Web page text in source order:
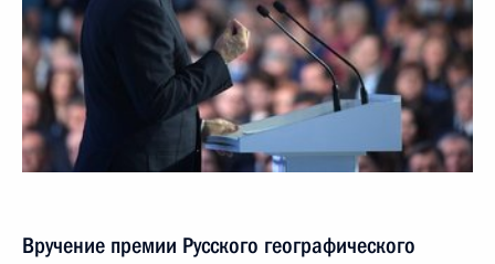
Вручение премии Русского географического